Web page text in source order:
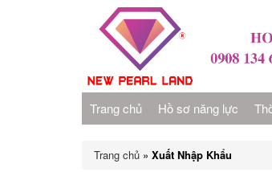
Trang chủ Hồ sơ năng lực
Trang chủ » Xuất Nhập Khẩu